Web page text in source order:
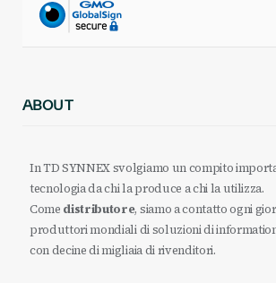
ABOUT
In TD SYNNEX svolgiamo un compito
tecnologia da chi la produce a chi la utilizza.
Come distributore, siamo a contatto ogni
produttori mondiali di soluzioni di
con decine di migliaia di rivenditori.